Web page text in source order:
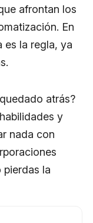
afrontan los
En
es la regla, ya
atrás?
y
nada con
pierdas la